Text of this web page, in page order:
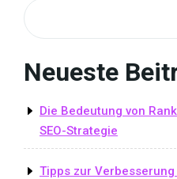
Neueste
Die Bedeutung von
SEO-Strategie
Tipps zur